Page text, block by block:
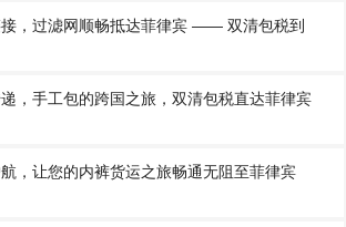
，过滤网顺畅抵达菲律宾 —— 双清包税到
，手工包的跨国之旅，双清包税直达菲律宾
，让您的内裤货运之旅畅通无阻至菲律宾